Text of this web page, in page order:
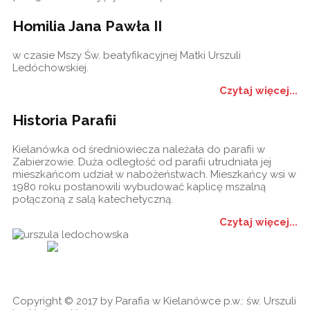
Homilia Jana Pawła II
w czasie Mszy Św. beatyfikacyjnej Matki Urszuli
Ledóchowskiej.
Czytaj więcej...
Historia Parafii
Kielanówka od średniowiecza należała do parafii w
Zabierzowie. Duża odległość od parafii utrudniała jej
mieszkańcom udział w nabożeństwach. Mieszkańcy wsi w
1980 roku postanowili wybudować kaplicę mszalną
połączoną z salą katechetyczną.
Czytaj więcej...
Copyright © 2017 by Parafia w Kielanówce p.w.: św. Urszuli